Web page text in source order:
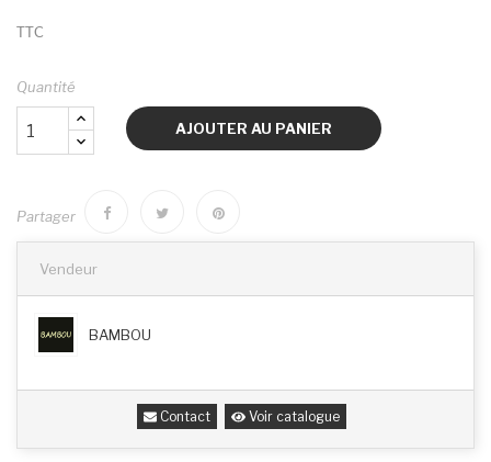
TTC
Quantité
AJOUTER AU PANIER
Partager
Vendeur
BAMBOU
Contact Voir catalogue